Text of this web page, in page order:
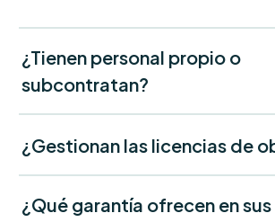
¿Tienen personal propio o
subcontratan?
¿Gestionan las licencias de
¿Qué garantía ofrecen en sus